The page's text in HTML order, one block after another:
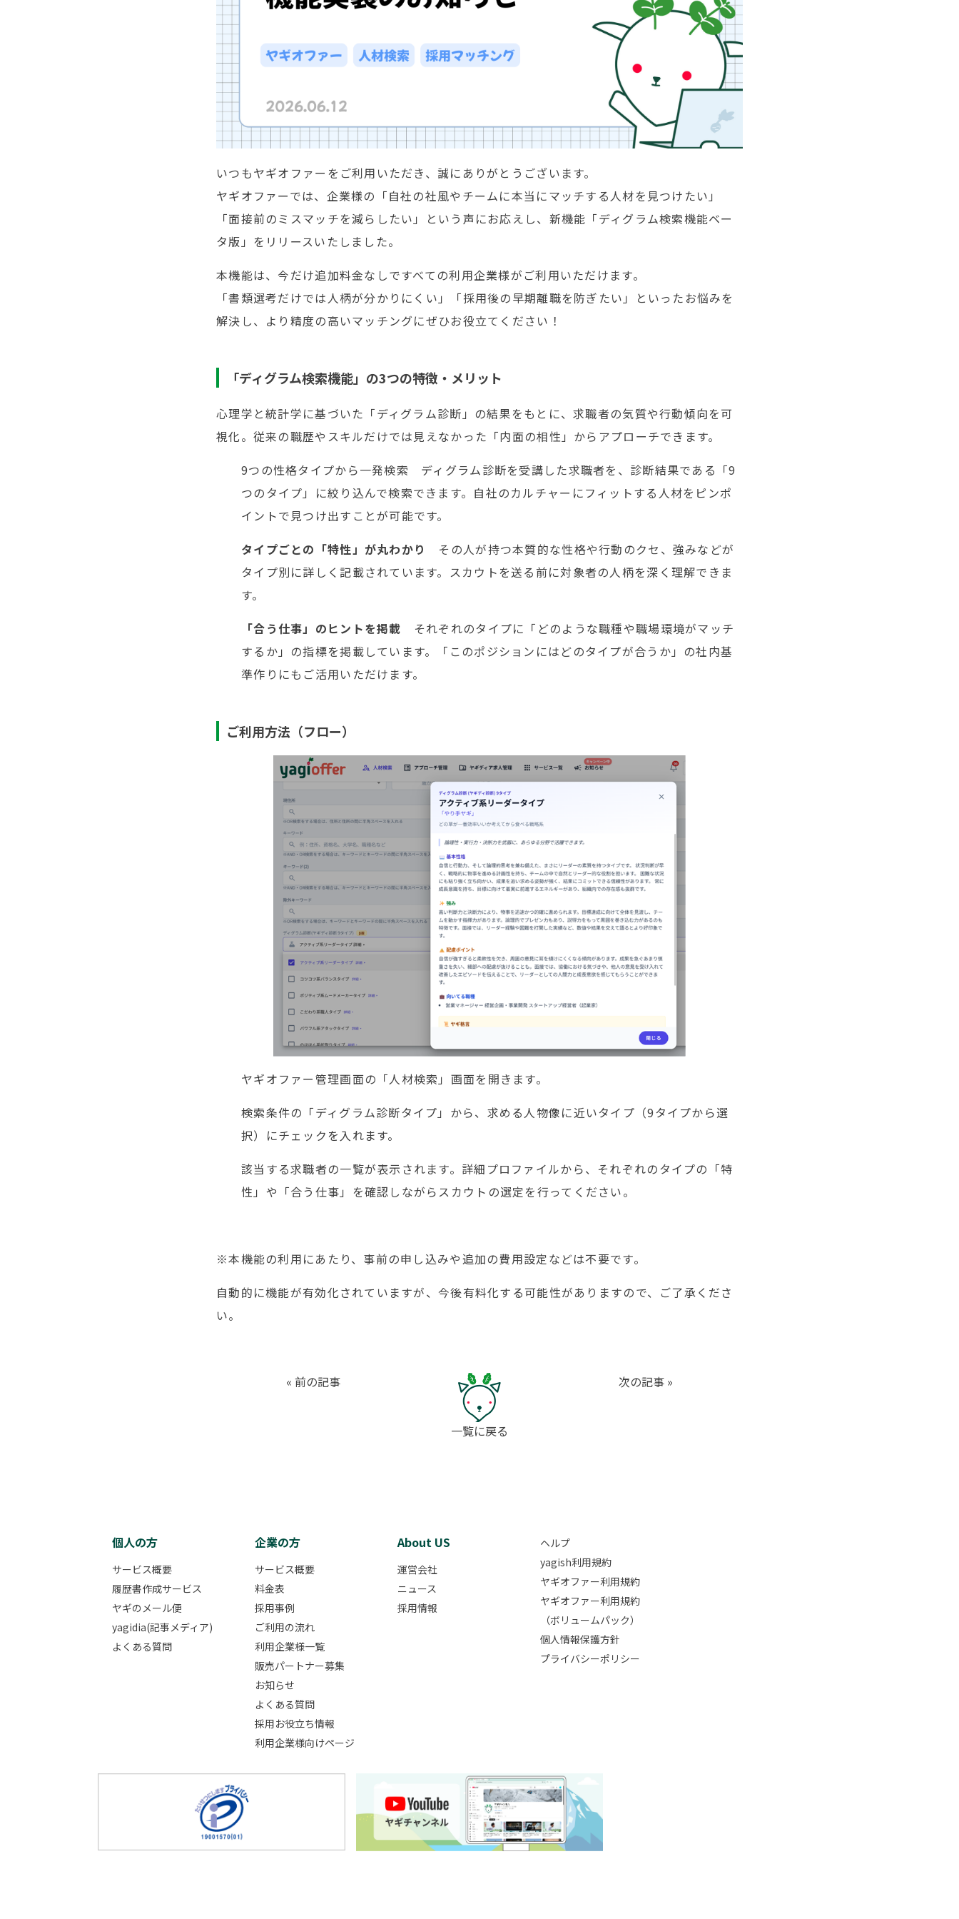
いつもヤギオファーをご利用いただき、誠にありがとうございます。
ヤギオファーでは、企業様の「自社の社風やチームに本当にマッチする人材を見つけたい」
「面接前のミスマッチを減らしたい」という声にお応えし、新機能「ディグラム検索機能ベー
タ版」をリリースいたしました。
本機能は、今だけ追加料金なしですべての利用企業様がご利用いただけます。
「書類選考だけでは人柄が分かりにくい」「採用後の早期離職を防ぎたい」といったお悩みを
解決し、より精度の高いマッチングにぜひお役立てください！
「ディグラム検索機能」の3つの特徴・メリット
心理学と統計学に基づいた「ディグラム診断」の結果をもとに、求職者の気質や行動傾向を可
視化。従来の職歴やスキルだけでは見えなかった「内面の相性」からアプローチできます。
9つの性格タイプから一発検索 ディグラム診断を受講した求職者を、診断結果である「9
つのタイプ」に絞り込んで検索できます。自社のカルチャーにフィットする人材をピンポ
イントで見つけ出すことが可能です。
タイプごとの「特性」が丸わかり その人が持つ本質的な性格や行動のクセ、強みなどが
タイプ別に詳しく記載されています。スカウトを送る前に対象者の人柄を深く理解できま
す。
「合う仕事」のヒントを掲載 それぞれのタイプに「どのような職種や職場環境がマッチ
するか」の指標を掲載しています。「このポジションにはどのタイプが合うか」の社内基
準作りにもご活用いただけます。
ご利用方法（フロー）
ヤギオファー管理画面の「人材検索」画面を開きます。
検索条件の「ディグラム診断タイプ」から、求める人物像に近いタイプ（9タイプから選
択）にチェックを入れます。
該当する求職者の一覧が表示されます。詳細プロファイルから、それぞれのタイプの「特
性」や「合う仕事」を確認しながらスカウトの選定を行ってください。
※本機能の利用にあたり、事前の申し込みや追加の費用設定などは不要です。
自動的に機能が有効化されていますが、今後有料化する可能性がありますので、ご了承くださ
い。
« 前の記事
一覧に戻る
次の記事 »
個人の方
サービス概要
履歴書作成サービス
ヤギのメール便
yagidia(記事メディア)
よくある質問
企業の方
サービス概要
料金表
採用事例
ご利用の流れ
利用企業様一覧
販売パートナー募集
お知らせ
よくある質問
採用お役立ち情報
利用企業様向けページ
About US
運営会社
ニュース
採用情報
ヘルプ
yagish利用規約
ヤギオファー利用規約
ヤギオファー利用規約
（ボリュームパック）
個人情報保護方針
プライバシーポリシー